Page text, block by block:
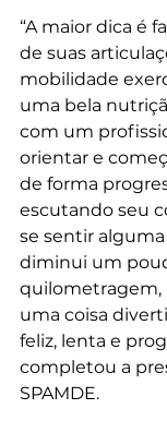
“A maior dica é
de suas
mobilidade
uma bela
com um
orientar e
de forma
escutando seu
se sentir
diminui um
quilometragem,
uma coisa
feliz, lenta e
completou a
SPAMDE.